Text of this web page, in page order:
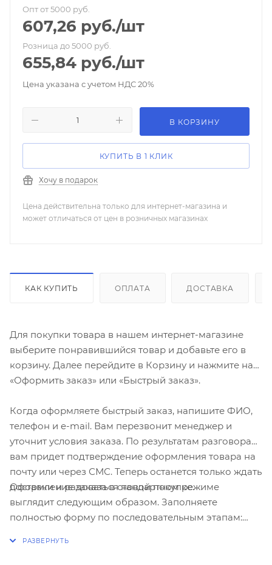
Опт от 5000 руб.
607,26 руб./шт
Розница до 5000 руб.
655,84 руб./шт
Цена указана с учетом НДС 20%
В КОРЗИНУ
КУПИТЬ В 1 КЛИК
Хочу в подарок
Цена действительна только для интернет-магазина и
может отличаться от цен в розничных магазинах
КАК КУПИТЬ ОПЛАТА ДОСТАВКА
Для покупки товара в нашем интернет-магазине
выберите понравившийся товар и добавьте его в
корзину. Далее перейдите в Корзину и нажмите на
«Оформить заказ» или «Быстрый заказ».
Когда оформляете быстрый заказ, напишите ФИО,
телефон и e-mail. Вам перезвонит менеджер и
уточнит условия заказа. По результатам разговора
вам придет подтверждение оформления товара на
почту или через СМС. Теперь останется только ждать
доставки и радоваться новой покупке.
Оформление заказа в стандартном режиме
выглядит следующим образом. Заполняете
полностью форму по последовательным этапам: